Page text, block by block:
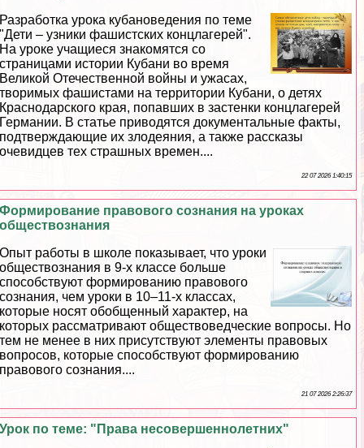
Разработка урока кубановедения по теме
"Дети – узники фашистских концлагерей".
На уроке учащиеся знакомятся со
страницами истории Кубани во время
Великой Отечественной войны и ужасах,
творимых фашистами на территории Кубани, о детях
Краснодарского края, попавших в застенки концлагерей
Германии. В статье приводятся документальные факты,
подтверждающие их злодеяния, а также рассказы
очевидцев тех страшных времен....
22 07 2026 1:40:15
Формирование правового сознания на уроках
обществознания
Опыт работы в школе показывает, что уроки
обществознания в 9-х классе больше
способствуют формированию правового
сознания, чем уроки в 10–11-х классах,
которые носят обобщенный хаpaктер, на
которых рассматривают обществоведческие вопросы. Но
тем не менее в них присутствуют элементы правовых
вопросов, которые способствуют формированию
правового сознания....
21 07 2026 2:26:37
Урок по теме: "Права несовершеннолетних"